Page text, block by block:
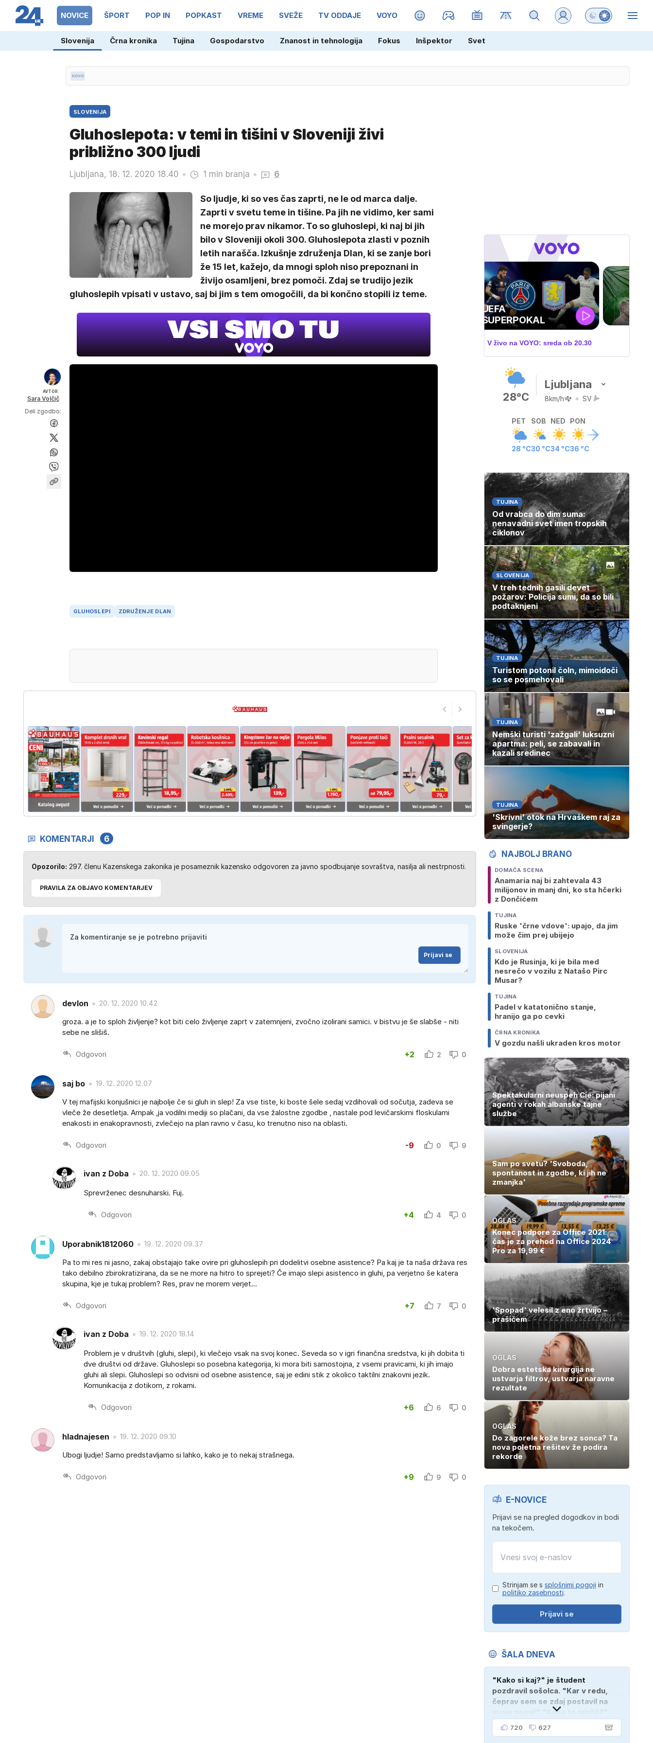
NOVICE ŠPORT POP IN POPKAST VREME SVEŽE TV ODDAJE VOYO MAGAZIN Preklopi barvni
Slovenija Črna kronika Tujina Gospodarstvo Znanost in tehnologija Fokus Inšpektor Svet
SLOVENIJA
Gluhoslepota: v temi in tišini v Sloveniji živi
približno 300 ljudi
Ljubljana, 18. 12. 2020 18.40 1 min branja 6
So ljudje, ki so ves čas zaprti, ne le od marca dalje.
Zaprti v svetu teme in tišine. Pa jih ne vidimo, ker sami
ne morejo prav nikamor. To so gluhoslepi, ki naj bi jih
bilo v Sloveniji okoli 300. Gluhoslepota zlasti v poznih
letih narašča. Izkušnje združenja Dlan, ki se zanje bori
že 15 let, kažejo, da mnogi sploh niso prepoznani in
živijo osamljeni, brez pomoči. Zdaj se trudijo jezik
gluhoslepih vpisati v ustavo, saj bi jim s tem omogočili, da bi končno stopili iz teme.
AVTOR:
Sara Volčič
Deli zgodbo:
GLUHOSLEPI ZDRUŽENJE DLAN
…
KOMENTARJI 6
Opozorilo: 297. členu Kazenskega zakonika je posameznik kazensko odgovoren za javno spodbujanje sovraštva, nasilja ali nestrpnosti.
PRAVILA ZA OBJAVO KOMENTARJEV
Prijavi se
devlon
20. 12. 2020 10.42
groza. a je to sploh življenje? kot biti celo življenje zaprt v zatemnjeni, zvočno izolirani samici. v bistvu je še slabše - niti
sebe ne slišiš.
Odgovori +2 2 0
saj bo
19. 12. 2020 12.07
V tej mafijski konjušnici je najbolje če si gluh in slep! Za vse tiste, ki boste šele sedaj vzdihovali od sočutja, zadeva se
vleče že desetletja. Ampak ,ja vodilni mediji so plačani, da vse žalostne zgodbe , nastale pod levičarskimi floskulami
enakosti in enakopravnosti, zvlečejo na plan ravno v času, ko trenutno niso na oblasti.
Odgovori -9 0 9
ivan z Doba 20. 12. 2020 09.05
Sprevrženec desnuharski. Fuj.
Odgovori +4 4 0
Uporabnik1812060
19. 12. 2020 09.37
Pa to mi res ni jasno, zakaj obstajajo take ovire pri gluhoslepih pri dodelitvi osebne asistence? Pa kaj je ta naša država res
tako debilno zbirokratizirana, da se ne more na hitro to sprejeti? Če imajo slepi asistenco in gluhi, pa verjetno še katera
skupina, kje je tukaj problem? Res, prav ne morem verjet...
Odgovori +7 7 0
ivan z Doba 19. 12. 2020 18.14
Problem je v društvih (gluhi, slepi), ki vlečejo vsak na svoj konec. Seveda so v igri finančna sredstva, ki jih dobita ti
dve društvi od države. Gluhoslepi so posebna kategorija, ki mora biti samostojna, z vsemi pravicami, ki jih imajo
gluhi ali slepi. Gluhoslepi so odvisni od osebne asistence, saj je edini stik z okolico taktilni znakovni jezik.
Komunikacija z dotikom, z rokami.
Odgovori +6 6 0
hladnajesen
19. 12. 2020 09.10
Ubogi ljudje! Samo predstavljamo si lahko, kako je to nekaj strašnega.
Odgovori +9 9 0
ZUFFA BOXING 10
V živo na VOYO: sobota ob
28°C
Ljubljana
8km/h SV
PET
28 °C
SOB
30 °C
NED
34 °C
PON
36 °C
TUJINA
Od vrabca do dim suma:
nenavadni svet imen tropskih
ciklonov
SLOVENIJA
V treh tednih gasili devet
požarov: Policija sumi, da so bili
podtaknjeni
TUJINA
Turistom potonil čoln, mimoidoči
so se posmehovali
TUJINA
Nemški turisti 'zažgali' luksuzni
apartma: peli, se zabavali in
kazali sredinec
TUJINA
'Skrivni' otok na Hrvaškem raj za
svingerje?
NAJBOLJ BRANO
DOMAČA SCENA
Anamaria naj bi zahtevala 43
milijonov in manj dni, ko sta hčerki
z Dončićem
TUJINA
Ruske 'črne vdove': upajo, da jim
može čim prej ubijejo
SLOVENIJA
Kdo je Rusinja, ki je bila med
nesrečo v vozilu z Natašo Pirc
Musar?
TUJINA
Padel v katatonično stanje,
hranijo ga po cevki
ČRNA KRONIKA
V gozdu našli ukraden kros motor
Spektakularni neuspeh Cie: pijani
agenti v rokah albanske tajne
službe
Sam po svetu? 'Svoboda,
spontanost in zgodbe, ki jih ne
zmanjka'
OGLAS
Konec podpore za Office 2021:
čas je za prehod na Office 2024
Pro za 19,99 €
'Spopad' velesil z eno žrtvijo –
prašičem
OGLAS
Dobra estetska kirurgija ne
ustvarja filtrov, ustvarja naravne
rezultate
OGLAS
Do zagorele kože brez sonca? Ta
nova poletna rešitev že podira
rekorde
E-NOVICE
Prijavi se na pregled dogodkov in bodi
na tekočem.
Strinjam se s splošnimi pogoji in
politiko zasebnosti.
Prijavi se
ŠALA DNEVA
"Kako si kaj?" je študent
pozdravil sošolca. "Kar v redu,
čeprav sem se zdaj postavil na
svoje noge!" "Kako to misliš?"
"Oče mi je vzel avto!"
720 627